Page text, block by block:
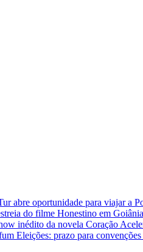
abre oportunidade para viajar a
do filme Honestino em
inédito da novela Coração
Eleições: prazo para